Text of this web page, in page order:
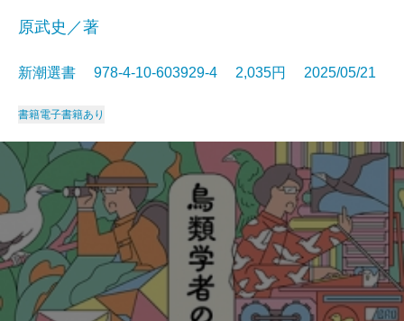
原武史／著
新潮選書 978-4-10-603929-4 2,035円 2025/05/21
書籍電子書籍あり